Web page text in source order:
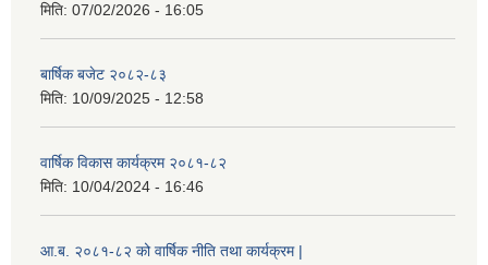
मिति: 07/02/2026 - 16:05
बार्षिक बजेट २०८२-८३
मिति: 10/09/2025 - 12:58
वार्षिक विकास कार्यक्रम २०८१-८२
मिति: 10/04/2024 - 16:46
आ.ब. २०८१-८२ को वार्षिक नीति तथा कार्यक्रम |